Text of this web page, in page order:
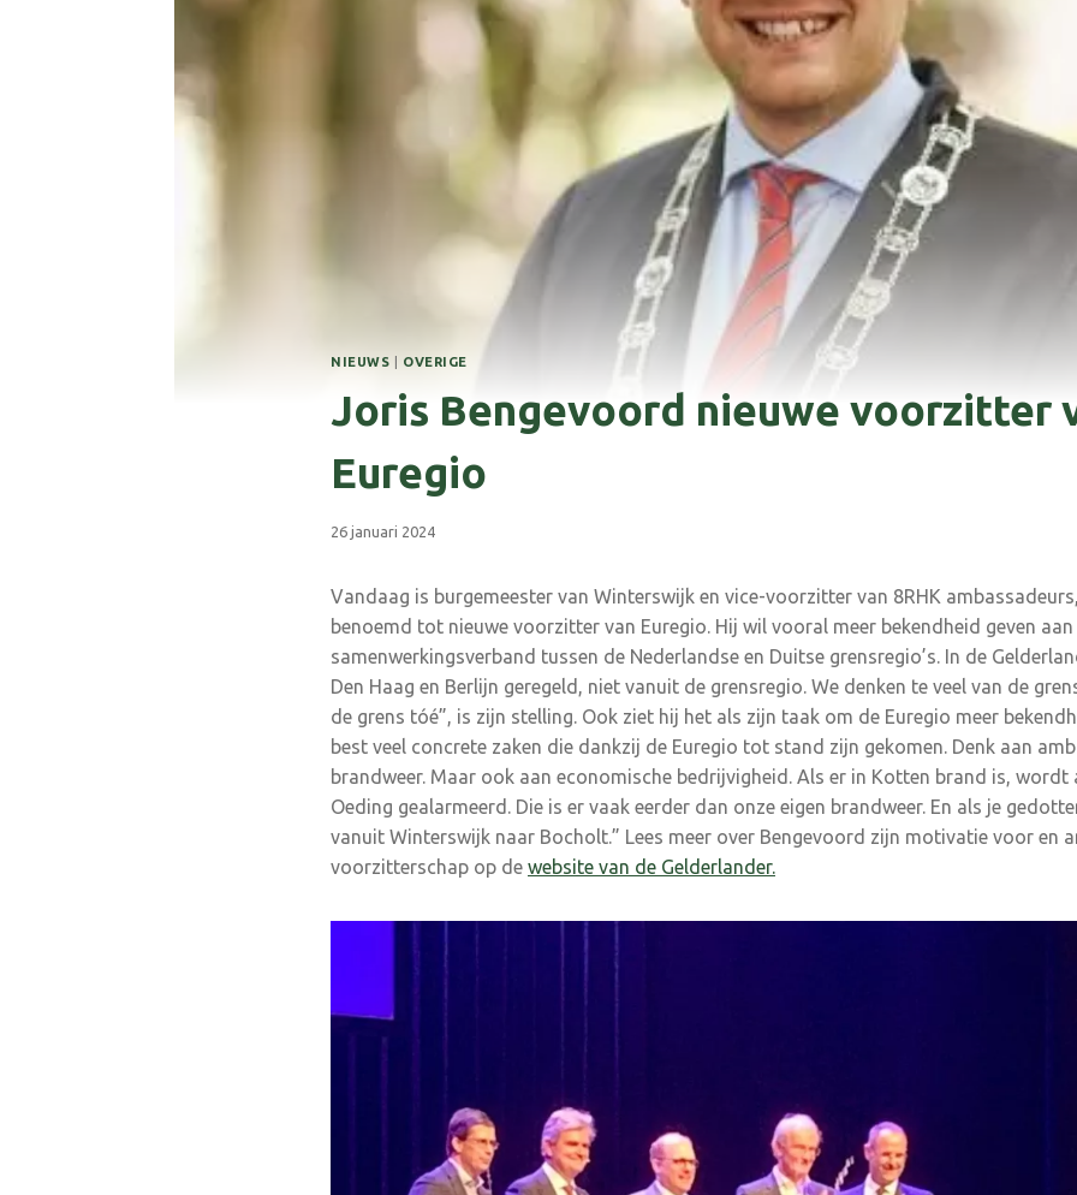
NIEUWS OVERIGE
Joris Bengevoord nieuwe voorzitter
Euregio
26 januari 2024
Vandaag is burgemeester van Winterswijk en vice-voorzitter van 8RHK
benoemd tot nieuwe voorzitter van Euregio. Hij wil vooral meer bekendheid geven
samenwerkingsverband tussen de Nederlandse en Duitse grensregio’s. In de
Den Haag en Berlijn geregeld, niet vanuit de grensregio. We denken te veel van de
de grens tóé”, is zijn stelling. Ook ziet hij het als zijn taak om de Euregio meer
best veel concrete zaken die dankzij de Euregio tot stand zijn gekomen. Denk aan
brandweer. Maar ook aan economische bedrijvigheid. Als er in Kotten brand is,
Oeding gealarmeerd. Die is er vaak eerder dan onze eigen brandweer. En als je
vanuit Winterswijk naar Bocholt.” Lees meer over Bengevoord zijn motivatie voor en
voorzitterschap op de website van de Gelderlander.